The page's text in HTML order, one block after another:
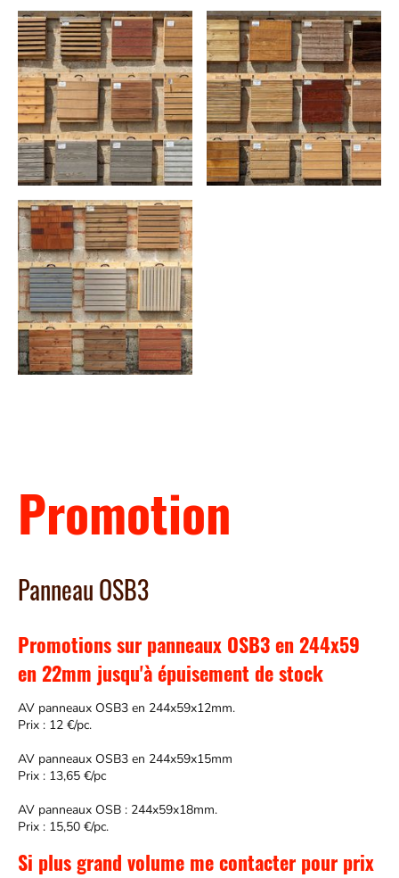
Promotion
Panneau OSB3
Promotions sur panneaux OSB3 en 244x59
en 22mm jusqu'à épuisement de stock
AV panneaux OSB3 en 244x59x12mm.
Prix : 12 €/pc.
AV panneaux OSB3 en 244x59x15mm
Prix : 13,65 €/pc
AV panneaux OSB : 244x59x18mm.
Prix : 15,50 €/pc.
Si plus grand volume me contacter pour prix